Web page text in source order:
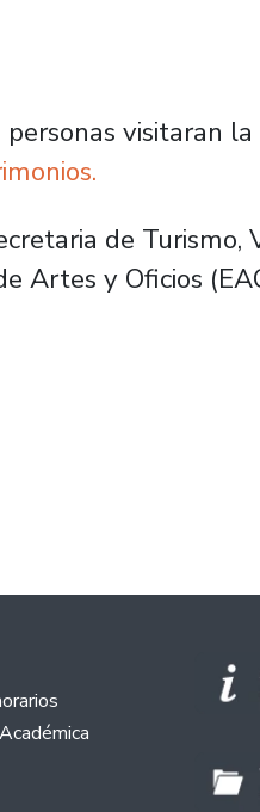
visitaran
de Turismo,
Artes y Oficios
por la Usach en el